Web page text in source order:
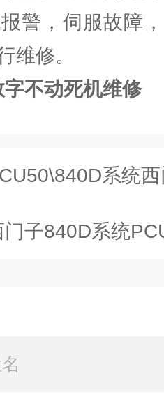
警，伺服故障
维修。
不动死机维修
系统西门子工
门子840D系统